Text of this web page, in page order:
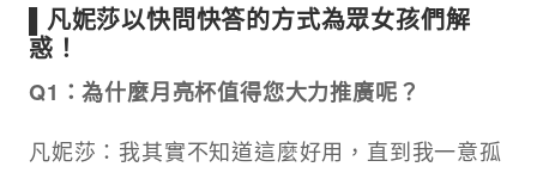
▌凡妮莎以快問快答的方式為眾女孩們解
惑！
Q1：為什麼月亮杯值得您大力推廣呢？
凡妮莎：我其實不知道這麼好用，直到我一意孤